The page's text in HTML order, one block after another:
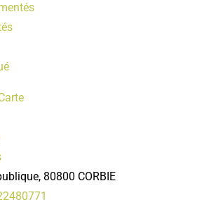
80800 CORBIE